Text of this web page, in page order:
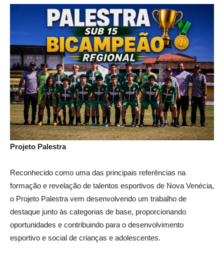
Projeto Palestra
Reconhecido como uma das principais referências na
formação e revelação de talentos esportivos de Nova Venécia,
o Projeto Palestra vem desenvolvendo um trabalho de
destaque junto às categorias de base, proporcionando
oportunidades e contribuindo para o desenvolvimento
esportivo e social de crianças e adolescentes.